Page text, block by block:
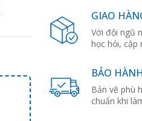
GIAO
Với đội ngũ
học hỏi, cập
BẢO
Bản vẽ phù
chuẩn khi